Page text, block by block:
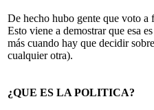
De hecho hubo gente que voto a
Esto viene a demostrar que esa
más cuando hay que decidir
cualquier otra).
¿QUE ES LA POLITICA?